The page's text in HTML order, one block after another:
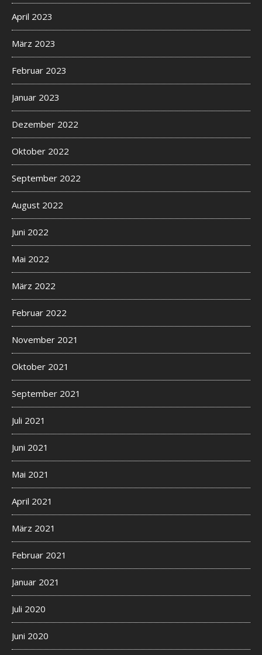
April 2023
März 2023
Februar 2023
Januar 2023
Dezember 2022
Oktober 2022
September 2022
August 2022
Juni 2022
Mai 2022
März 2022
Februar 2022
November 2021
Oktober 2021
September 2021
Juli 2021
Juni 2021
Mai 2021
April 2021
März 2021
Februar 2021
Januar 2021
Juli 2020
Juni 2020